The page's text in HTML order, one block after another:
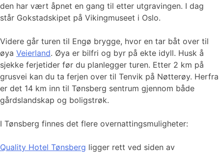
den har vært åpnet en gang til etter utgravingen. I dag
står Gokstadskipet på Vikingmuseet i Oslo.
Videre går turen til Engø brygge, hvor en tar båt over til
øya Veierland. Øya er bilfri og byr på ekte idyll. Husk å
sjekke ferjetider før du planlegger turen. Etter 2 km på
grusvei kan du ta ferjen over til Tenvik på Nøtterøy. Herfra
er det 14 km inn til Tønsberg sentrum gjennom både
gårdslandskap og boligstrøk.
I Tønsberg finnes det flere overnattingsmuligheter:
Quality Hotel Tønsberg ligger rett ved siden av